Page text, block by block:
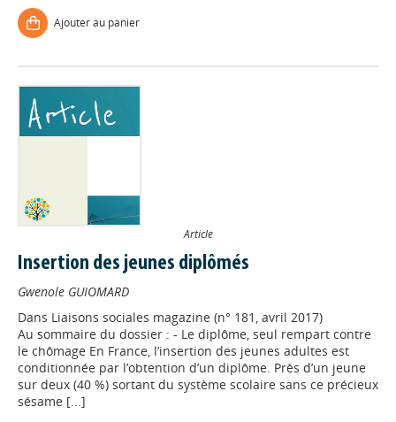
Ajouter au panier
Article
Insertion des jeunes diplômés
Gwenole GUIOMARD
Dans Liaisons sociales magazine (n° 181, avril 2017)
Au sommaire du dossier : - Le diplôme, seul rempart contre
le chômage En France, l’insertion des jeunes adultes est
conditionnée par l’obtention d’un diplôme. Près d’un jeune
sur deux (40 %) sortant du système scolaire sans ce précieux
sésame [...]